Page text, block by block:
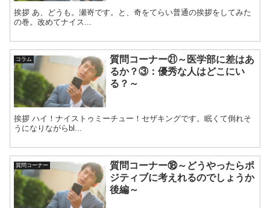
挨拶 あ、どうも。瀬嵜です。と、奇をてらい普通の挨拶をしてみた
の巻。改めてナイス...
コラム
質問コーナー㉑～医学部に差はあ
るか？③：優秀な人はどこにい
る？～
挨拶 ハイ！ナイストゥミーチュー！セザキングです。眠くて倒れそ
うになりながらbl...
質問コーナー
質問コーナー⑱～どうやったらポ
ジティブに考えれるのでしょうか
後編～